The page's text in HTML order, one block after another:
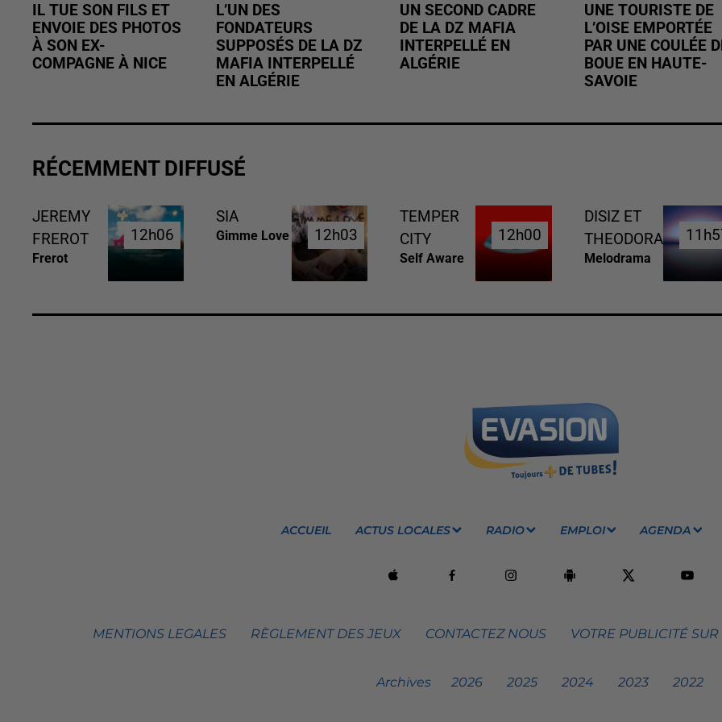
IL TUE SON FILS ET
ENVOIE DES PHOTOS
À SON EX-
COMPAGNE À NICE
L’UN DES
FONDATEURS
SUPPOSÉS DE LA DZ
MAFIA INTERPELLÉ
EN ALGÉRIE
UN SECOND CADRE
DE LA DZ MAFIA
INTERPELLÉ EN
ALGÉRIE
UNE TOURISTE DE
L’OISE EMPORTÉE
PAR UNE COULÉE
BOUE EN HAUTE-
SAVOIE
RÉCEMMENT DIFFUSÉ
JEREMY
FREROT
Frerot
12h06
12h06
SIA
Gimme Love 12h03
12h03
TEMPER
CITY
Self Aware
12h00
12h00
DISIZ ET
THEODORA
Melodrama
ACCUEIL ACTUS LOCALES RADIO EMPLOI AGENDA
MENTIONS LEGALES RÈGLEMENT DES JEUX CONTACTEZ NOUS VOTRE PUBLICITÉ
Archives 2026 2025 2024 2023 2022